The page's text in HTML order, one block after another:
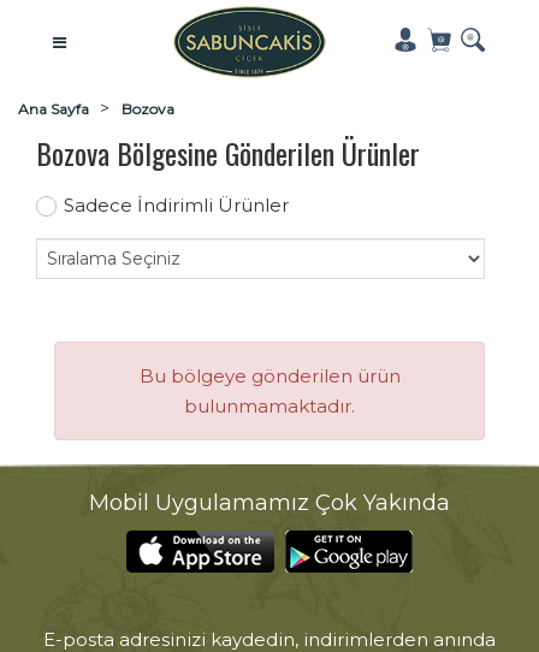
Ana Sayfa Bozova
Bozova Bölgesine Gönderilen Ürünler
Sadece İndirimli Ürünler
Bu bölgeye gönderilen ürün
bulunmamaktadır.
Mobil Uygulamamız Çok Yakında
E-posta adresinizi kaydedin, indirimlerden anında